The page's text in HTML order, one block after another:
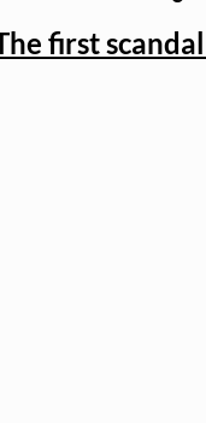
sur 5.
first